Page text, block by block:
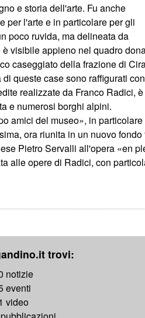
e storia dell'arte. Fu anche
per l'arte e in particolare per gli
poco ruvida, ma delineata da
visibile appieno nel quadro
caseggiato della frazione di
queste case sono raffigurati
realizzate da Franco Radici,
e numerosi borghi alpini.
amici del museo», in
ora riunita in un nuovo
Pietro Servalli all'opera «en
alle opere di Radici, con
trovi:
notizie
eventi
video